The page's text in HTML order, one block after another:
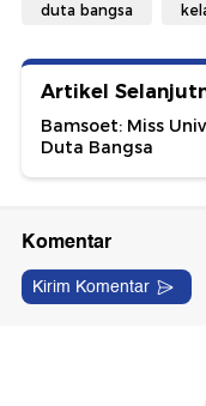
duta bangsa
Artikel
Bamsoet: Miss
Duta Bangsa